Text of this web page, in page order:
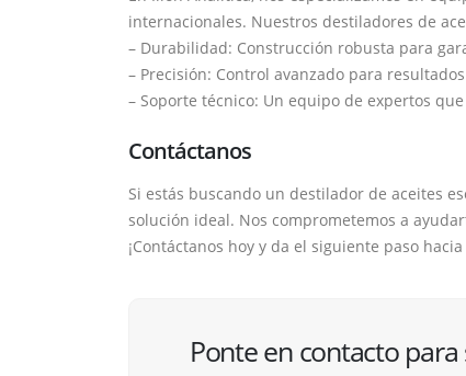
internacionales. Nuestros destiladores de
– Durabilidad: Construcción robusta para
– Precisión: Control avanzado para
– Soporte técnico: Un equipo de expertos
Contáctanos
Si estás buscando un destilador de aceites
solución ideal. Nos comprometemos a
¡Contáctanos hoy y da el siguiente paso
Ponte en contacto